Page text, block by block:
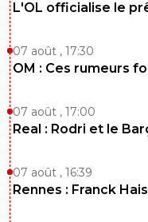
L'OL officialise le
07 août , 17:30
OM : Ces rumeurs
07 août , 17:00
Real : Rodri et le
07 août , 16:39
Rennes : Franck